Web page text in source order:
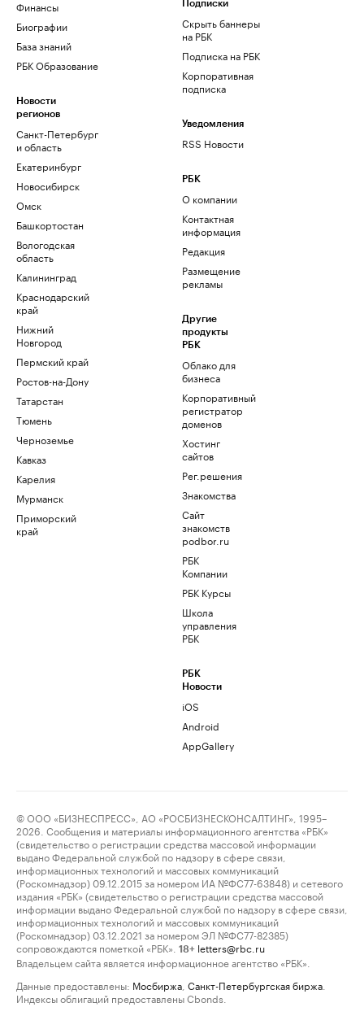
Финансы
Биографии
База знаний
РБК Образование
Новости
регионов
Санкт-Петербург
и область
Екатеринбург
Новосибирск
Омск
Башкортостан
Вологодская
область
Калининград
Краснодарский
край
Нижний
Новгород
Пермский край
Ростов-на-Дону
Татарстан
Тюмень
Черноземье
Кавказ
Карелия
Мурманск
Приморский
край
Подписки
Скрыть баннеры
на РБК
Подписка на РБК
Корпоративная
подписка
Уведомления
RSS Новости
РБК
О компании
Контактная
информация
Редакция
Размещение
рекламы
Другие
продукты
РБК
Облако для
бизнеса
Корпоративный
регистратор
доменов
Хостинг
сайтов
Рег.решения
Знакомства
Сайт
знакомств
podbor.ru
РБК
Компании
РБК Курсы
Школа
управления
РБК
РБК
Новости
iOS
Android
AppGallery
© ООО «БИЗНЕСПРЕСС», АО «РОСБИЗНЕСКОНСАЛТИНГ», 1995–
2026. Сообщения и материалы информационного агентства «РБК»
(свидетельство о регистрации средства массовой информации
выдано Федеральной службой по надзору в сфере связи,
информационных технологий и массовых коммуникаций
(Роскомнадзор) 09.12.2015 за номером ИА №ФС77-63848) и сетевого
издания «РБК» (свидетельство о регистрации средства массовой
информации выдано Федеральной службой по надзору в сфере связи,
информационных технологий и массовых коммуникаций
(Роскомнадзор) 03.12.2021 за номером ЭЛ №ФС77-82385)
сопровождаются пометкой «РБК».
18+ letters@rbc.ru
Владельцем сайта является информационное агентство «РБК».
Данные предоставлены: Мосбиржа Санкт-Петербургская биржа
Индексы облигаций предоставлены Cbonds.